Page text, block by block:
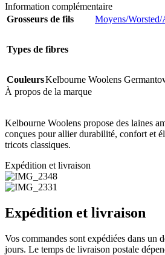
Information complémentaire
Grosseurs de fils
Moyens/Worsted/
Types de fibres
CouleursKelbourne Woolens
À propos de la marque
Kelbourne Woolens propose des laines
conçues pour allier durabilité, confort et
tricots classiques.
Expédition et livraison
Expédition et livraison
Vos commandes sont expédiées dans un
jours. Le temps de livraison postale